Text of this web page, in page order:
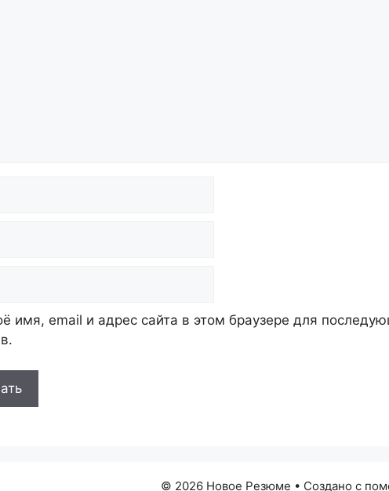
имя, email и адрес сайта в этом браузере для
© 2026 Новое Резюме • Создано с